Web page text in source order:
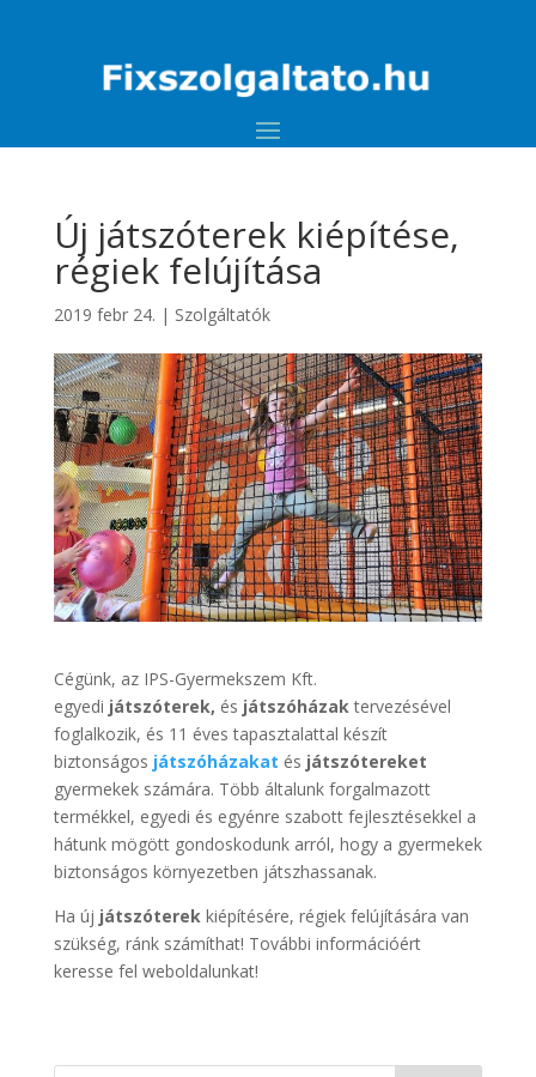
Új játszóterek kiépítése,
régiek felújítása
2019 febr 24. | Szolgáltatók
Cégünk, az IPS-Gyermekszem Kft.
egyedi játszóterek, és játszóházaktervezésével
foglalkozik, és 11 éves tapasztalattal készít
biztonságos játszóházakat és játszótereket
gyermekek számára. Több általunk forgalmazott
termékkel, egyedi és egyénre szabott fejlesztésekkel a
hátunk mögött gondoskodunk arról, hogy a gyermekek
biztonságos környezetben játszhassanak.
Ha új játszóterekkiépítésére, régiek felújítására van
szükség, ránk számíthat! További információért
keresse fel weboldalunkat!